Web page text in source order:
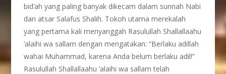
bid’ah yang paling banyak dikecam dalam sunnah Nabi
dan atsar Salafus Shalih. Tokoh utama merekalah
yang pertama kali menyanggah Rasulullah Shallallaahu
‘alaihi wa sallam dengan mengatakan: “Berlaku adillah
wahai Muhammad, karena Anda belum berlaku adil!”
Rasulullah Shallallaahu ‘alaihi wa sallam telah